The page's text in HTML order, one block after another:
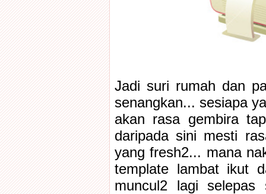
Jadi suri rumah dan
senangkan... sesiapa
akan rasa gembira
daripada sini mesti
yang fresh2... mana
template lambat ikut
muncul2 lagi selepas